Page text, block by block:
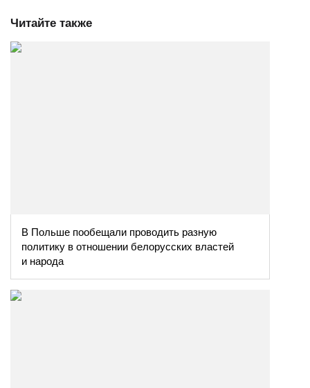
Читайте также
В Польше пообещали проводить разную
политику в отношении белорусских властей
и народа